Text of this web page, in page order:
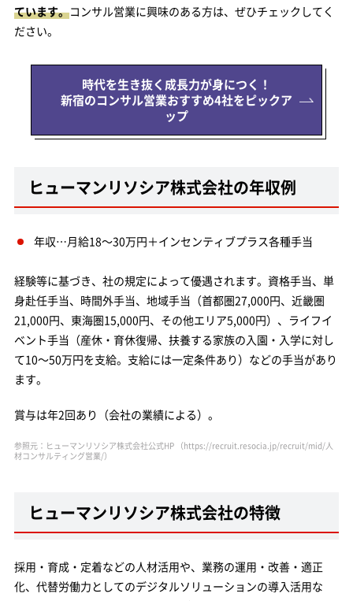
ています。コンサル営業に興味のある方は、ぜひチェックしてく
ださい。
時代を生き抜く成長力が身につく！
新宿のコンサル営業おすすめ4社をピックア
ップ
ヒューマンリソシア株式会社の年収例
年収…月給18～30万円＋インセンティブプラス各種手当
経験等に基づき、社の規定によって優遇されます。資格手当、単
身赴任手当、時間外手当、地域手当（首都圏27,000円、近畿圏
21,000円、東海圏15,000円、その他エリア5,000円）、ライフイ
ベント手当（産休・育休復帰、扶養する家族の入園・入学に対し
て10～50万円を支給。支給には一定条件あり）などの手当があり
ます。
賞与は年2回あり（会社の業績による）。
参照元：ヒューマンリソシア株式会社公式HP （https://recruit.resocia.jp/recruit/mid/人
材コンサルティング営業/）
ヒューマンリソシア株式会社の特徴
採用・育成・定着などの人材活用や、業務の運用・改善・適正
化、代替労働力としてのデジタルソリューションの導入活用な